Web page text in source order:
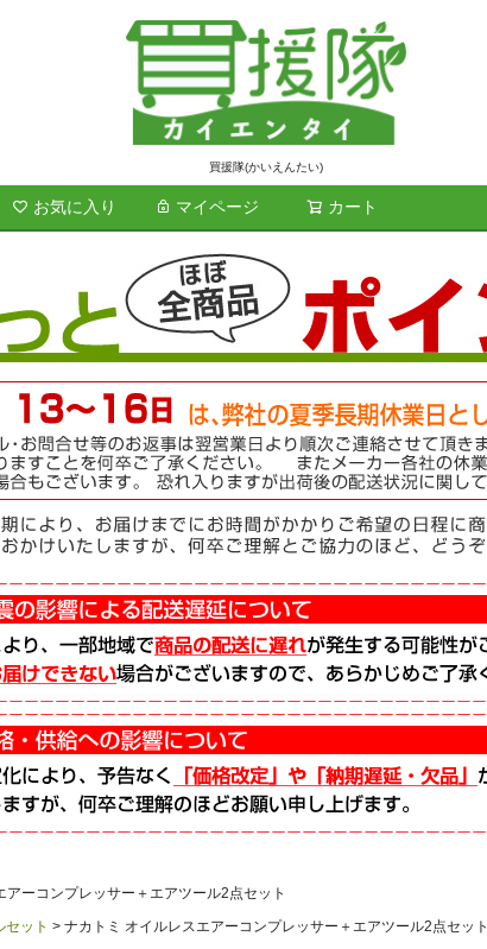
買援隊(かいえんたい)
お気に入り マイページ カート
検索
アーコンプレッサー＋エアツール2点セット
セット
ナカトミ オイルレスエアーコンプレッサー＋エアツール2点セット